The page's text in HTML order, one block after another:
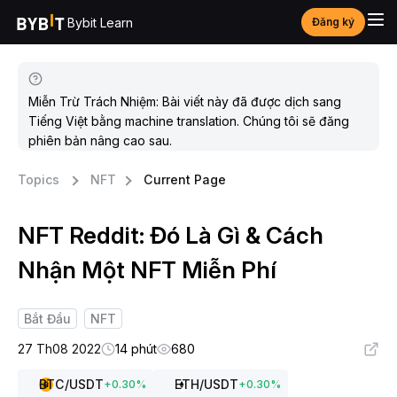
Bybit Learn Đăng ký
Miễn Trừ Trách Nhiệm: Bài viết này đã được dịch sang
Tiếng Việt bằng machine translation. Chúng tôi sẽ đăng
phiên bản nâng cao sau.
Topics NFT Current Page
NFT Reddit: Đó Là Gì & Cách
Nhận Một NFT Miễn Phí
Bắt Đầu
NFT
27 Th08 2022
14 phút 680
BTC/USDT+0.30% ETH/USDT+0.30%